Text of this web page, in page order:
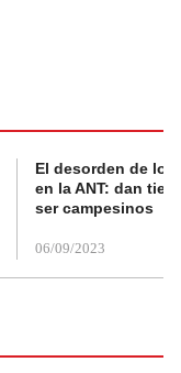
El desorden de
en la ANT: dan
ser campesinos
06/09/2023